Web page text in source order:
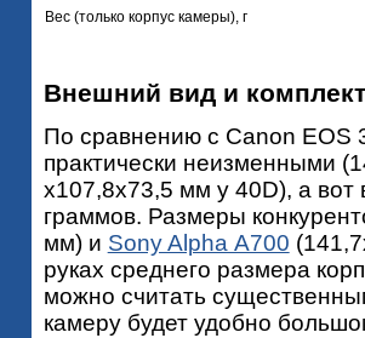
Вес (только корпус камеры), г
Внешний вид и
По сравнению с Canon EOS
практически неизменными
x107,8x73,5 мм у 40D), а
граммов. Размеры
мм) и Sony Alpha А700
руках среднего размера
можно считать
камеру будет удобно